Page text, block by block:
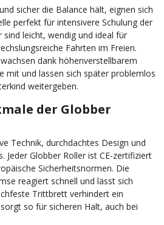
sicher die Balance hält, eignen sich
perfekt für intensivere Schulung der
sind leicht, wendig und ideal für
Fahrten im Freien.
dank höhenverstellbarem
mit und lassen sich später problemlos
weitergeben.
der Globber
Technik, durchdachtes Design und
Jeder Globber Roller ist CE-zertifiziert
Sicherheitsnormen. Die
reagiert schnell und lässt sich
Trittbrett verhindert ein
so für sicheren Halt, auch bei